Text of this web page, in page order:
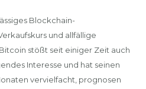
Blockchain-
und allfällige
stößt seit einiger Zeit auch
Interesse und hat seinen
vervielfacht, prognosen